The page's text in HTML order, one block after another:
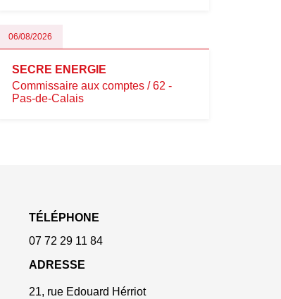
06/08/2026
SECRE ENERGIE
Commissaire aux comptes / 62 -
Pas-de-Calais
TÉLÉPHONE
07 72 29 11 84
ADRESSE
21, rue Edouard Hérriot